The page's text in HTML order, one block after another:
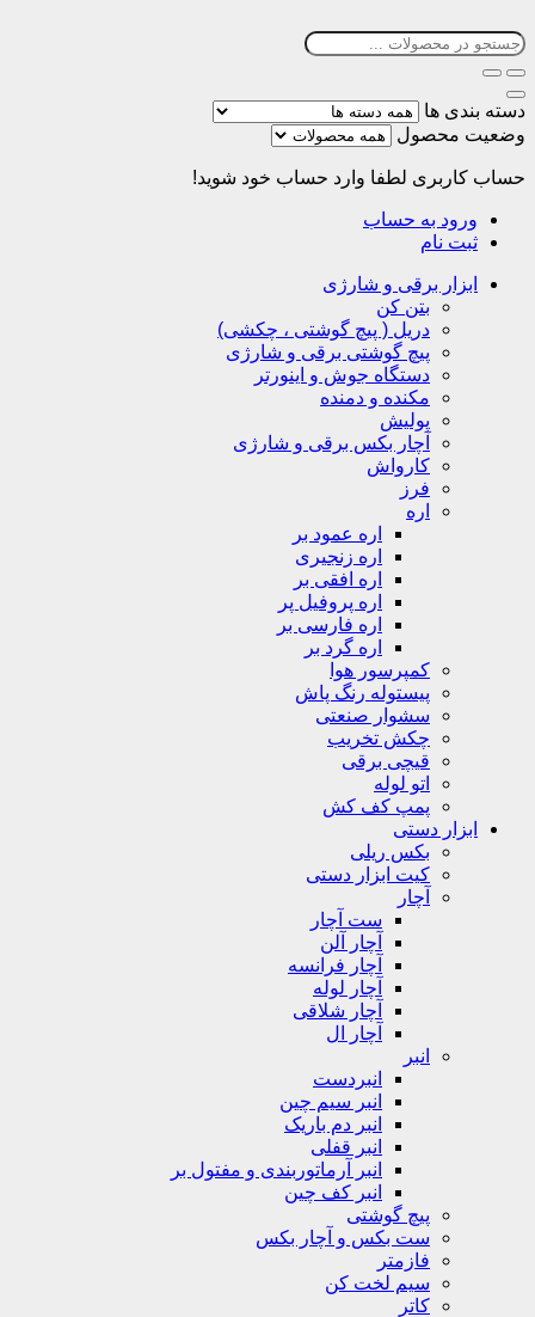
دسته بندی ها
وضعیت محصول
حساب کاربری لطفا وارد حساب خود شوید!
ورود به حساب
ثبت نام
ابزار برقی و شارژی
بتن کن
دریل ( پیچ گوشتی ، چکشی)
پیچ گوشتی برقی و شارژی
دستگاه جوش و اینورتر
مکنده و دمنده
پولیش
آچار بکس برقی و شارژی
کارواش
فرز
اره
اره عمود بر
اره زنجیری
اره افقی بر
اره پروفیل پر
اره فارسی بر
اره گرد بر
کمپرسور هوا
پیستوله رنگ پاش
سشوار صنعتی
چکش تخریب
قیچی برقی
اتو لوله
پمپ کف کش
ابزار دستی
بکس ریلی
کیت ابزار دستی
آچار
ست آچار
آچار آلن
آچار فرانسه
آچار لوله
آچار شلاقی
آچار ال
انبر
انبردست
انبر سیم چین
انبر دم باریک
انبر قفلی
انبر آرماتوربندی و مفتول بر
انبر کف چین
پیچ گوشتی
ست بکس و آچار بکس
فازمتر
سیم لخت کن
کاتر